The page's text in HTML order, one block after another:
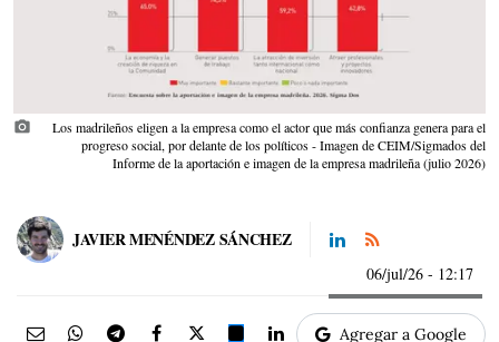
photo_camera
Los madrileños eligen a la empresa como el actor que más confianza genera para el
progreso social, por delante de los políticos - Imagen de CEIM/Sigmados del
Informe de la aportación e imagen de la empresa madrileña (julio 2026)
JAVIER MENÉNDEZ SÁNCHEZ
06/jul/26 - 12:17
Agregar a Google